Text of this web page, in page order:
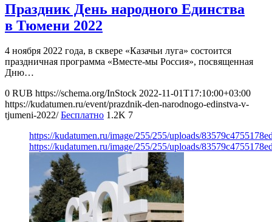
Праздник День народного Единства
в Тюмени 2022
4 ноября 2022 года, в сквере «Казачьи луга» состоится
праздничная программа «Вместе-мы Россия», посвященная
Дню…
0 RUB https://schema.org/InStock 2022-11-01T17:10:00+03:00
https://kudatumen.ru/event/prazdnik-den-narodnogo-edinstva-v-
tjumeni-2022/ Бесплатно 1.2K 7
https://kudatumen.ru/image/255/255/uploads/
https://kudatumen.ru/image/255/255/uploads/